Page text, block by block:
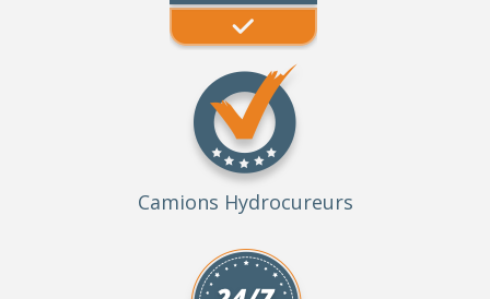
Camions Hydrocureurs